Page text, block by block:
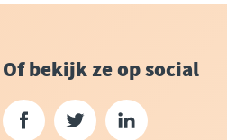
Of bekijk ze op social